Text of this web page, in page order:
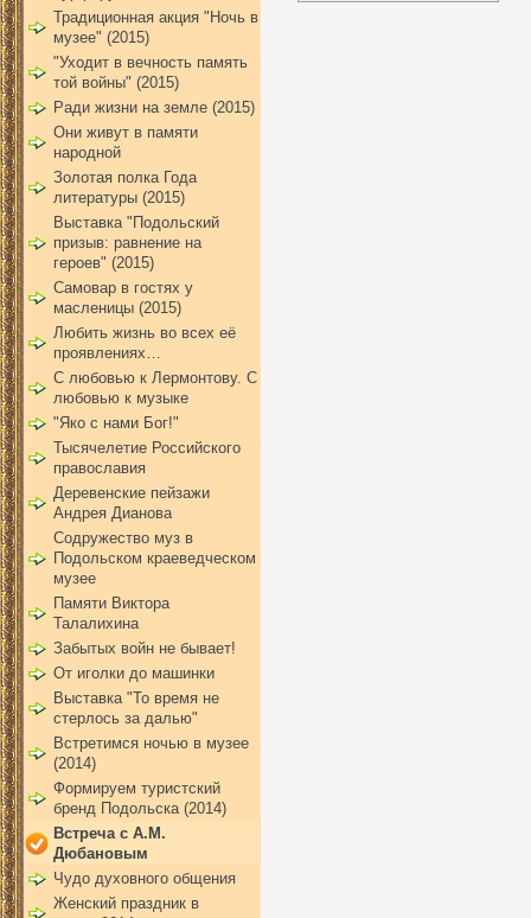
Традиционная акция "Ночь в
музее" (2015)
"Уходит в вечность память
той войны" (2015)
Ради жизни на земле (2015)
Они живут в памяти
народной
Золотая полка Года
литературы (2015)
Выставка "Подольский
призыв: равнение на
героев" (2015)
Самовар в гостях у
масленицы (2015)
Любить жизнь во всех её
проявлениях…
С любовью к Лермонтову. С
любовью к музыке
"Яко с нами Бог!"
Тысячелетие Российского
православия
Деревенские пейзажи
Андрея Дианова
Содружество муз в
Подольском краеведческом
музее
Памяти Виктора
Талалихина
Забытых войн не бывает!
От иголки до машинки
Выставка "То время не
стерлось за далью"
Встретимся ночью в музее
(2014)
Формируем туристский
бренд Подольска (2014)
Встреча с А.М.
Дюбановым
Чудо духовного общения
Женский праздник в